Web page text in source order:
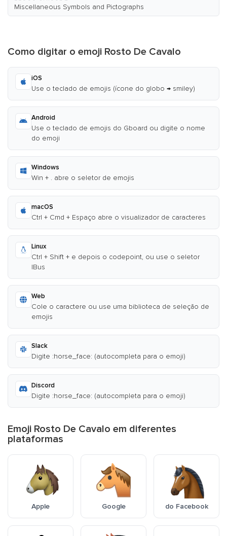
Miscellaneous Symbols and Pictographs
Como digitar o emoji Rosto De Cavalo
iOS
Use o teclado de emojis (ícone do globo → smiley)
Android
Use o teclado de emojis do Gboard ou digite o nome
do emoji
Windows
Win + . abre o seletor de emojis
macOS
Ctrl + Cmd + Espaço abre o visualizador de caracteres
Linux
Ctrl + Shift + e depois o codepoint, ou use o seletor
IBus
Web
Cole o caractere ou use uma biblioteca de seleção de
emojis
Slack
Digite :horse_face: (autocompleta para o emoji)
Discord
Digite :horse_face: (autocompleta para o emoji)
Emoji Rosto De Cavalo em diferentes
plataformas
Apple Google do Facebook